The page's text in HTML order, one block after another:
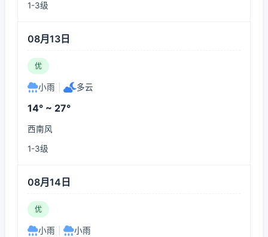
1-3级
08月13日
优
小雨 多云
14° ~ 27°
西南风
1-3级
08月14日
优
小雨 小雨